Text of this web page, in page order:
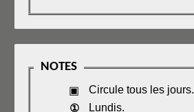
NOTES
▣
Circule tous les jours.
①
Lundis.